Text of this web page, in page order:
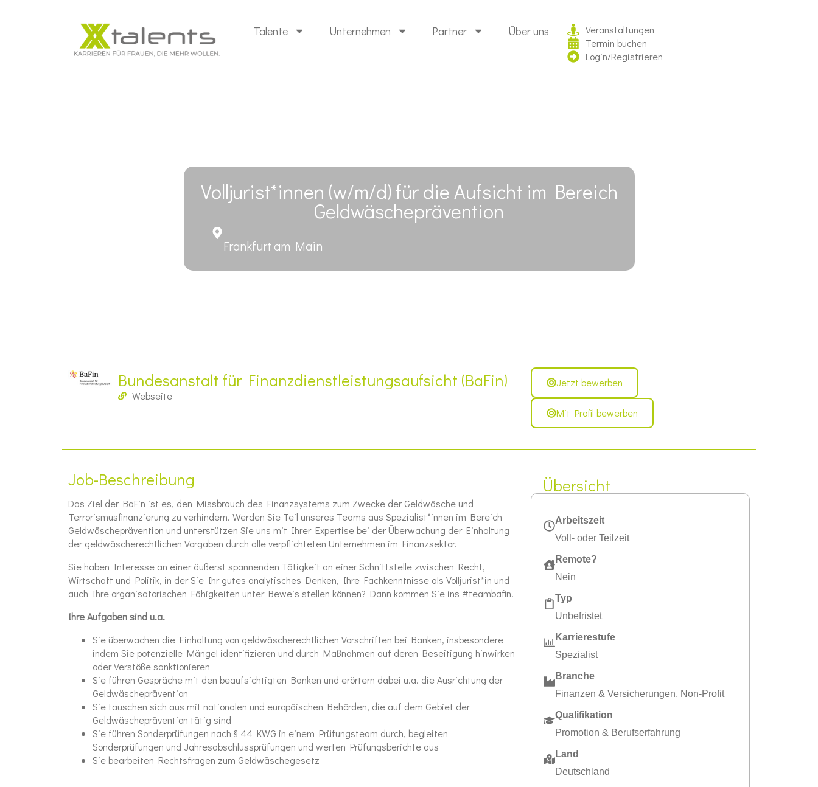
Talente Unternehmen Partner Über uns
Veranstaltungen
Termin buchen
Login/Registrieren
Volljurist*innen (w/m/d) für die Aufsicht im Bereich
Geldwäscheprävention
Frankfurt am Main
Bundesanstalt für Finanzdienstleistungsaufsicht (BaFin)
Webseite
Jetzt bewerben
Mit Profil bewerben
Job-Beschreibung
Das Ziel der BaFin ist es, den Missbrauch des Finanzsystems zum Zwecke der Geldwäsche und
Terrorismusfinanzierung zu verhindern. Werden Sie Teil unseres Teams aus Spezialist*innen im Bereich
Geldwäscheprävention und unterstützen Sie uns mit Ihrer Expertise bei der Überwachung der Einhaltung
der geldwäscherechtlichen Vorgaben durch alle verpflichteten Unternehmen im Finanzsektor.
Sie haben Interesse an einer äußerst spannenden Tätigkeit an einer Schnittstelle zwischen Recht,
Wirtschaft und Politik, in der Sie Ihr gutes analytisches Denken, Ihre Fachkenntnisse als Volljurist*in und
auch Ihre organisatorischen Fähigkeiten unter Beweis stellen können? Dann kommen Sie ins #teambafin!
Ihre Aufgaben sind u.a.
Sie überwachen die Einhaltung von geldwäscherechtlichen Vorschriften bei Banken, insbesondere
indem Sie potenzielle Mängel identifizieren und durch Maßnahmen auf deren Beseitigung hinwirken
oder Verstöße sanktionieren
Sie führen Gespräche mit den beaufsichtigten Banken und erörtern dabei u.a. die Ausrichtung der
Geldwäscheprävention
Sie tauschen sich aus mit nationalen und europäischen Behörden, die auf dem Gebiet der
Geldwäscheprävention tätig sind
Sie führen Sonderprüfungen nach § 44 KWG in einem Prüfungsteam durch, begleiten
Sonderprüfungen und Jahresabschlussprüfungen und werten Prüfungsberichte aus
Sie bearbeiten Rechtsfragen zum Geldwäschegesetz
Übersicht
Arbeitszeit
Voll- oder Teilzeit
Remote?
Nein
Typ
Unbefristet
Karrierestufe
Spezialist
Branche
Finanzen & Versicherungen, Non-Profit
Qualifikation
Promotion & Berufserfahrung
Land
Deutschland